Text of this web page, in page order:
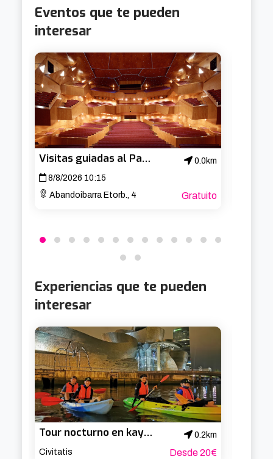
Eventos que te pueden
interesar
Visitas guiadas al Palacio Euskalduna
0.0km
8/8/2026 10:15
Abandoibarra Etorb., 4
Gratuito
Experiencias que te pueden
interesar
Tour nocturno en kayak por Bilbao
0.2km
Civitatis
Desde 20€